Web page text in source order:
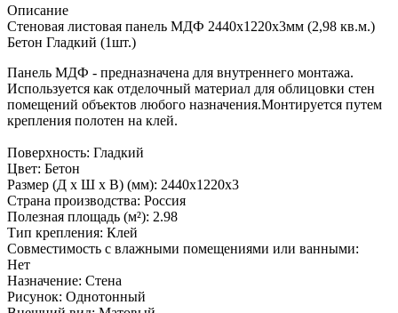
Описание
Стеновая листовая панель МДФ 2440х1220х3мм (2,98 кв.м.)
Бетон Гладкий (1шт.)
Панель МДФ - предназначена для внутреннего монтажа.
Используется как отделочный материал для облицовки стен
помещений объектов любого назначения.Монтируется путем
крепления полотен на клей.
Поверхность: Гладкий
Цвет: Бетон
Размер (Д х Ш х В) (мм): 2440х1220х3
Страна производства: Россия
Полезная площадь (м²): 2.98
Тип крепления: Клей
Совместимость с влажными помещениями или ванными:
Нет
Назначение: Стена
Рисунок: Однотонный